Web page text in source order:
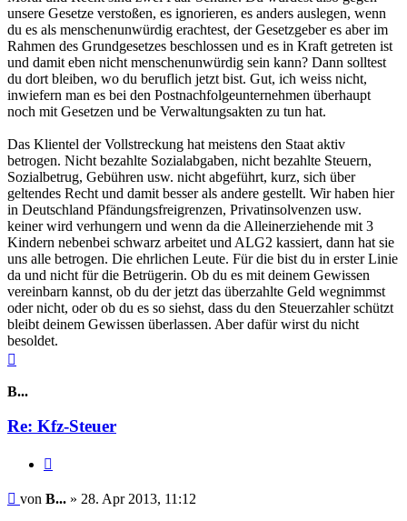
unsere Gesetze verstoßen, es ignorieren, es anders auslegen, wenn
du es als menschenunwürdig erachtest, der Gesetzgeber es aber im
Rahmen des Grundgesetzes beschlossen und es in Kraft getreten ist
und damit eben nicht menschenunwürdig sein kann? Dann solltest
du dort bleiben, wo du beruflich jetzt bist. Gut, ich weiss nicht,
inwiefern man es bei den Postnachfolgeunternehmen überhaupt
noch mit Gesetzen und be Verwaltungsakten zu tun hat.
Das Klientel der Vollstreckung hat meistens den Staat aktiv
betrogen. Nicht bezahlte Sozialabgaben, nicht bezahlte Steuern,
Sozialbetrug, Gebühren usw. nicht abgeführt, kurz, sich über
geltendes Recht und damit besser als andere gestellt. Wir haben hier
in Deutschland Pfändungsfreigrenzen, Privatinsolvenzen usw.
keiner wird verhungern und wenn da die Alleinerziehende mit 3
Kindern nebenbei schwarz arbeitet und ALG2 kassiert, dann hat sie
uns alle betrogen. Die ehrlichen Leute. Für die bist du in erster Linie
da und nicht für die Betrügerin. Ob du es mit deinem Gewissen
vereinbarn kannst, ob du der jetzt das überzahlte Geld wegnimmst
oder nicht, oder ob du es so siehst, dass du den Steuerzahler schützt
bleibt deinem Gewissen überlassen. Aber dafür wirst du nicht
besoldet.
B...
Re: Kfz-Steuer
Beitrag
von B... » 28. Apr 2013, 11:12